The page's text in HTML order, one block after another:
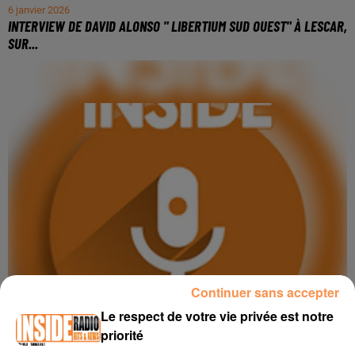
6 janvier 2026
INTERVIEW DE DAVID ALONSO " LIBERTIUM SUD OUEST" À LESCAR,
SUR...
Le respect de votre vie privée est notre
priorité
Continuer sans accepter